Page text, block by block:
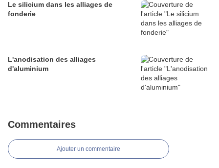
Le silicium dans les alliages de
fonderie
L'anodisation des alliages
d'aluminium
Commentaires
Ajouter un commentaire